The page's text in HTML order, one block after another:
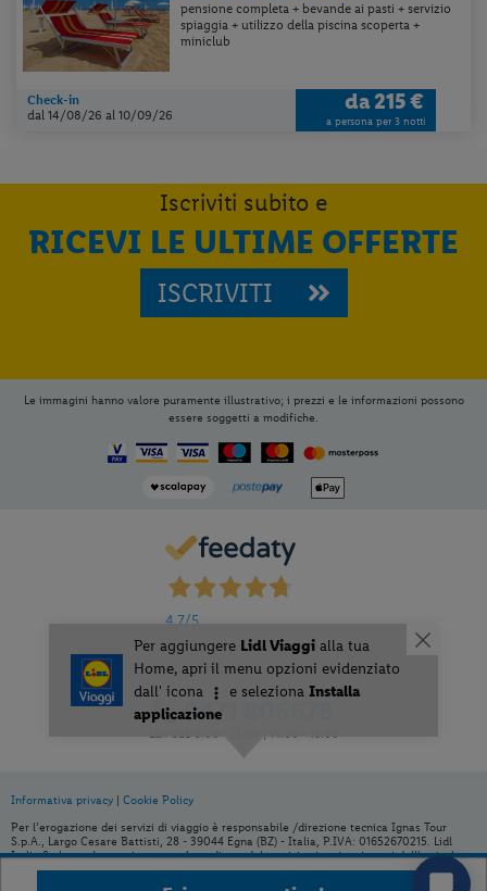
pensione completa + bevande ai pasti + servizio
spiaggia + utilizzo della piscina scoperta +
miniclub
Check-in
dal 14/08/26al 10/09/26
da215 €
a persona per 3 notti
Iscriviti subito e
RICEVI LE ULTIME OFFERTE
ISCRIVITI
Le immagini hanno valore puramente illustrativo; i prezzi e le informazioni possono
essere soggetti a modifiche.
4,7/5
3.031
Recensioni
0471 806678
Lun-Sab 9.00 - 13.00 | 14.00 - 18.00
Informativa privacy | Cookie Policy
Per l’erogazione dei servizi di viaggio è responsabile /direzione tecnica Ignas Tour
S.p.A., Largo Cesare Battisti, 28 - 39044 Egna (BZ) - Italia, P.IVA: 01652670215. Lidl
Italia S.r.l. non è organizzatore né venditore del servizio viaggio, ai sensi dell’articolo
83 del Dlgs 206/2005. È venditore Ignas Tour S.p.A., Largo Cesare Battisti, 28 - 39044
Egna (BZ) - Italia, P.IVA: 01652670215. Capitale sociale 120.000,00€ interamente
Home, apri il menu opzioni evidenziato
dall' icona
e selezionaInstalla
applicazione